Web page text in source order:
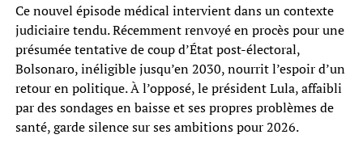
Ce nouvel épisode médical intervient dans un contexte
judiciaire tendu. Récemment renvoyé en procès pour une
présumée tentative de coup d’État post-électoral,
Bolsonaro, inéligible jusqu’en 2030, nourrit l’espoir d’un
retour en politique. À l’opposé, le président Lula, affaibli
par des sondages en baisse et ses propres problèmes de
santé, garde silence sur ses ambitions pour 2026.